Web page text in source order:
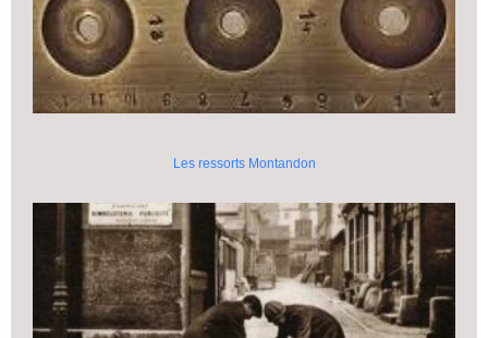
Les ressorts Montandon